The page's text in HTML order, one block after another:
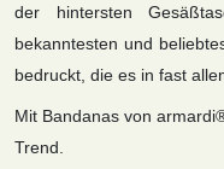
der hintersten
bekanntesten und
bedruckt, die es in fast
Mit Bandanas von
Trend.